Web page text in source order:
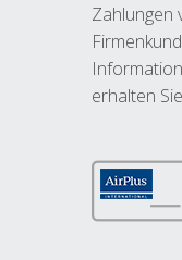
Zahlungen
erhalten Sie